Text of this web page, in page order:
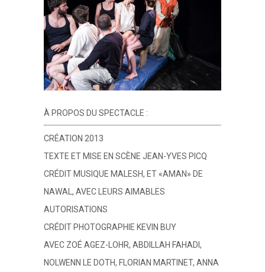
À PROPOS DU SPECTACLE :
CRÉATION 2013
TEXTE ET MISE EN SCÈNE JEAN-YVES PICQ
CRÉDIT MUSIQUE MALESH, ET «AMAN» DE
NAWAL, AVEC LEURS AIMABLES
AUTORISATIONS
CRÉDIT PHOTOGRAPHIE KEVIN BUY
AVEC ZOÉ AGEZ-LOHR, ABDILLAH FAHADI,
NOLWENN LE DOTH, FLORIAN MARTINET, ANNA